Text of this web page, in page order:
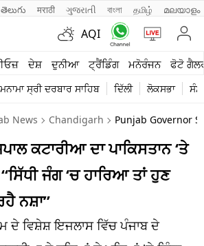
తెలుగు मराठी ગુજરાતી বাংলা தமிழ் മലയാളം
AQI
ਦੇਸ਼ ਦੁਨੀਆ ਟ੍ਰੈਂਡਿੰਗ ਮਨੋਰੰਜਨ ਫੋਟੋ
ਸ੍ਰੀ ਦਰਬਾਰ ਸਾਹਿਬ ਦਿੱਲੀ ਲੋਕਸਭਾ
News Chandigarh Punjab Governor
ਕਟਾਰੀਆ ਦਾ ਪਾਕਿਸਤਾਨ ‘ਤੇ
ਜੰਗ ‘ਚ ਹਾਰਿਆ ਤਾਂ ਹੁਣ
ਨਸ਼ਾ”
ਦੇ ਵਿਸ਼ੇਸ਼ ਇਜਲਾਸ ਵਿੱਚ ਪੰਜਾਬ ਦੇ